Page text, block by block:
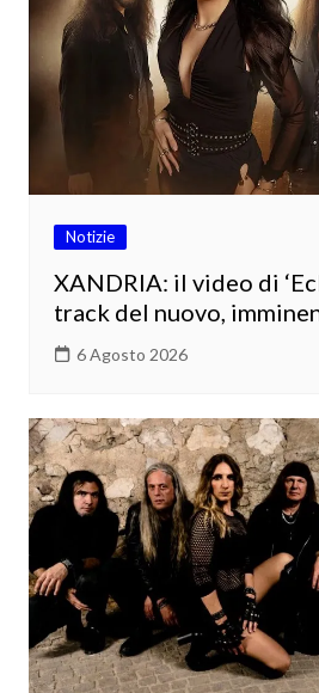
Notizie
XANDRIA: il video di
track del nuovo,
6 Agosto 2026